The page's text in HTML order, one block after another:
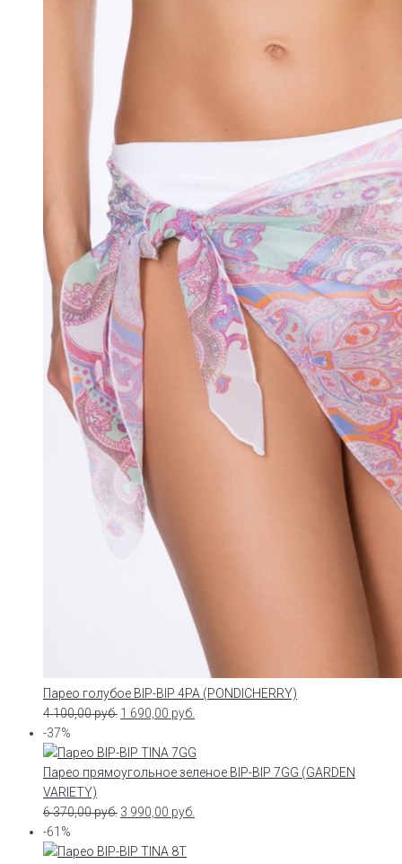
Парео голубое BIP-BIP 4PA (PONDICHERRY)
4 100,00руб. 1 690,00 руб.
-37%
Парео прямоугольное зеленое BIP-BIP 7GG (GARDEN
VARIETY)
6 370,00руб. 3 990,00 руб.
-61%